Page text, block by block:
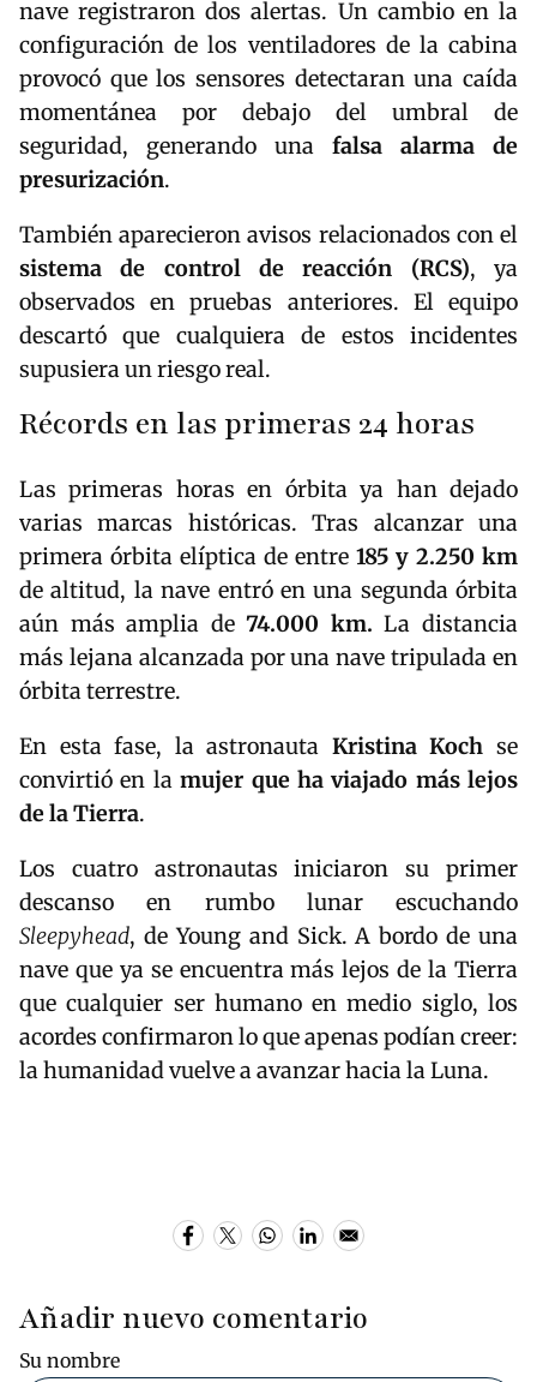
nave registraron dos alertas. Un cambio en la
configuración de los ventiladores de la cabina
provocó que los sensores detectaran una caída
momentánea por debajo del umbral de
seguridad, generando una falsa alarma de
presurización.
También aparecieron avisos relacionados con el
sistema de control de reacción (RCS), ya
observados en pruebas anteriores. El equipo
descartó que cualquiera de estos incidentes
supusiera un riesgo real.
Récords en las primeras 24 horas
Las primeras horas en órbita ya han dejado
varias marcas históricas. Tras alcanzar una
primera órbita elíptica de entre 185 y 2.250 km
de altitud, la nave entró en una segunda órbita
aún más amplia de74.000 km. La distancia
más lejana alcanzada por una nave tripulada en
órbita terrestre.
En esta fase, la astronauta Kristina Koch se
convirtió en lamujer que ha viajado más lejos
de la Tierra.
Los cuatro astronautas iniciaron su primer
descanso en rumbo lunar escuchando
Sleepyhead, de Young and Sick. A bordo de una
nave que ya se encuentra más lejos de la Tierra
que cualquier ser humano en medio siglo, los
acordes confirmaron lo que apenas podían creer:
la humanidad vuelve a avanzar hacia la Luna.
Añadir nuevo comentario
Su nombre